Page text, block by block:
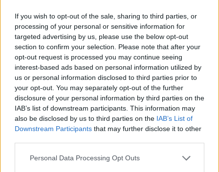
If you wish to opt-out of the sale, sharing to third parties, or
processing of your personal or sensitive information for
targeted advertising by us, please use the below opt-out
section to confirm your selection. Please note that after your
opt-out request is processed you may continue seeing
interest-based ads based on personal information utilized by
us or personal information disclosed to third parties prior to
your opt-out. You may separately opt-out of the further
disclosure of your personal information by third parties on the
IAB’s list of downstream participants. This information may
also be disclosed by us to third parties on the IAB’s List of
Downstream Participants that may further disclose it to other
Personal Data Processing Opt Outs
Odpovědět
SV
Slavomil Vinkler 28.6.2026 19:55
Evropa brojí proti klimatizacím.
Podle https://www.osel.cz/14772-proc-ma-eu-
nejmene-veder-ale-nejvice-umrti.html Je to tak 40 tisíc
předčasných úmrtí.
Odpovědět
PE
Petr Elias 29.6.2026 05:40
Ale copak? Dle kalendy a podobných matláků se
Odpovědět